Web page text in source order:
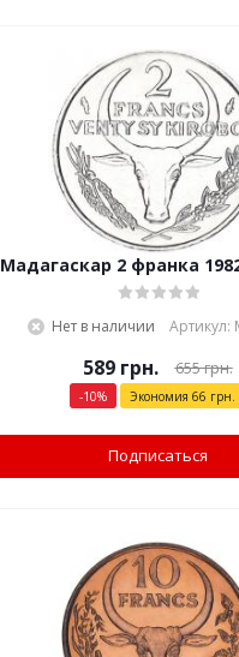
Мадагаскар 2 франка
Нет в наличии Артикул:
589грн. 655грн.
-10% Экономия 66 грн.
Подписаться